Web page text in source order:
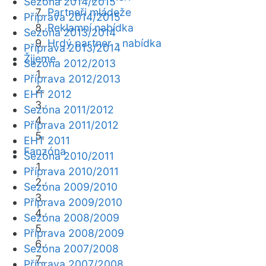
Partneři mládeže
Reklamní nabídka
Hrdý partner - nabídka
Žijeme
Fanzóna
Příprava 2014/2015
Sezóna 2013/2014
Příprava 2013/2014
Sezóna 2012/2013
Příprava 2012/2013
EHT 2012
Sezóna 2011/2012
Příprava 2011/2012
EHT 2011
Sezóna 2010/2011
Příprava 2010/2011
Sezóna 2009/2010
Příprava 2009/2010
Sezóna 2008/2009
Příprava 2008/2009
Sezóna 2007/2008